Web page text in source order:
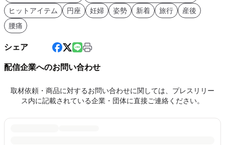
ヒットアイテム
円座 妊婦 姿勢 新着 旅行
産後
腰痛
シェア
配信企業へのお問い合わせ
取材依頼・商品に対するお問い合わせに関しては、プレスリリー
ス内に記載されている企業・団体に直接ご連絡ください。